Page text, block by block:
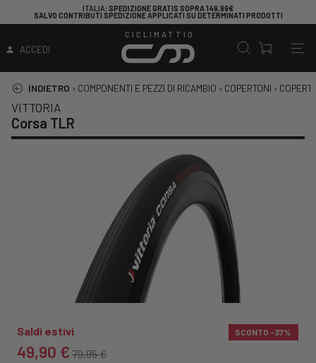
ITALIA: SPEDIZIONE GRATIS SOPRA 149,99€
SALVO CONTRIBUTI SPEDIZIONE APPLICATI SU DETERMINATI PRODOTTI
ACCEDI
CICLIMATTIO
INDIETRO › COMPONENTI E PEZZI DI RICAMBIO › COPERTONI ›
VITTORIA
Corsa TLR
Saldi estivi SCONTO -37%
49,90 € 79,95 €